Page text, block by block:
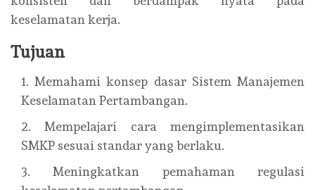
keselamatan kerja.
Tujuan
Memahami konsep dasar Sistem Manajemen
Keselamatan Pertambangan.
Mempelajari cara mengimplementasikan
SMKP sesuai standar yang berlaku.
Meningkatkan pemahaman regulasi